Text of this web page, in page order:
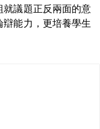
就議題正反兩面的意
辯能力，更培養學生